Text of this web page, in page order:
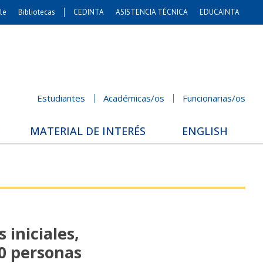
y Negocios
Gobierno
Bibliotecas CEDINTA ASISTENCIA TÉCNICA EDUCAINTA
Estudiantes Académicas/os Funcionarias/os
MATERIAL DE INTERÉS ENGLISH
iniciales,
personas